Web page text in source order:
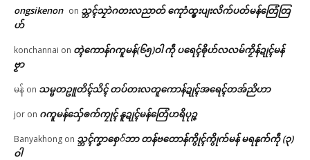
ongsikenon on သ္ဘၚ်သၠာဲဂတးလညာတ် ကေုာံထ္ၜးပျးလိက်ပတ်မန်တြေံတြ
ဟ်
konchannai on တ္ၚဲကောန်ဂကူမန်(၆၅)ဝါ ကဵု ပရေၚ်ၜိုဟ်လလမ်ကၟိန်ဍုၚ်မန်
ဗၟာ
မန် on သမ္မတဥူတိၚ်သိၚ် တပ်တးလတူကောန်ဍုၚ်အရေၚ်တအ်ညိဟာ
jor on ဂကူမန်​သှ်ေၜက်ကၠုၚ် နူဍုၚ်မန်တြေံဟရိပုဉ္ဇ
Banyakhong on သ္ဘၚ်ကၞာစှေ်ဘာ တန်ဗတောန်ကွိုၚ်ကွိုက်မန် မရနုက်ကဵု (၃)
ဝါ